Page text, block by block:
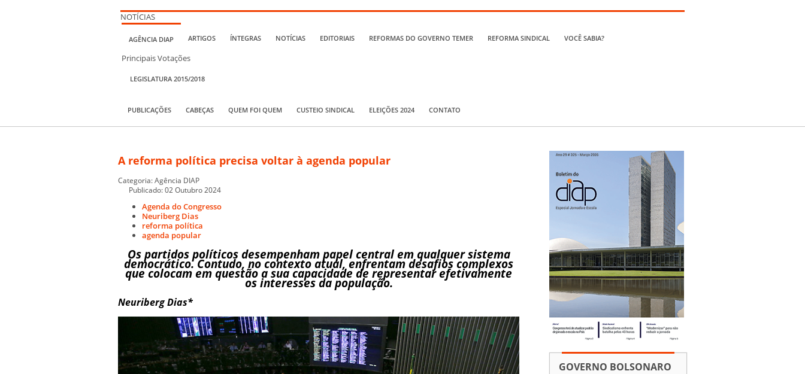
NOTÍCIAS
AGÊNCIA DIAP ARTIGOS ÍNTEGRAS NOTÍCIAS EDITORIAIS REFORMAS DO GOVERNO TEMER REFORMA SINDICAL VOCÊ SABIA?
Principais Votações
LEGISLATURA 2015/2018
PUBLICAÇÕES CABEÇAS QUEM FOI QUEM CUSTEIO SINDICAL ELEIÇÕES 2024 CONTATO
A reforma política precisa voltar à agenda popular
Categoria:Agência DIAP
Publicado: 02 Outubro 2024
Agenda do Congresso
Neuriberg Dias
reforma política
agenda popular
Os partidos políticos desempenham papel central em qualquer sistema
democrático. Contudo, no contexto atual, enfrentam desafios complexos
que colocam em questão a sua capacidade de representar efetivamente
os interesses da população.
Neuriberg Dias*
GOVERNO BOLSONARO